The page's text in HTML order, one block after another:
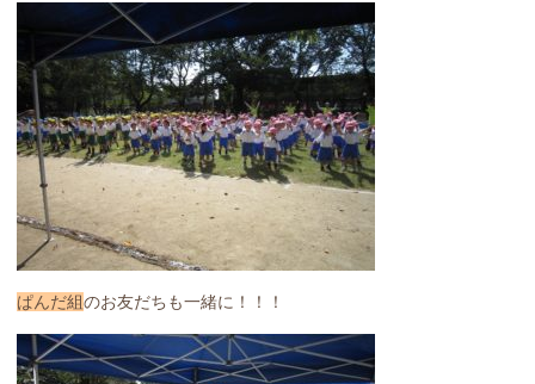
ぱんだ組のお友だちも一緒に！！！